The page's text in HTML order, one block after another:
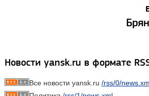
Новости yansk.ru в формате
Все новости yansk.ru /rss/0/